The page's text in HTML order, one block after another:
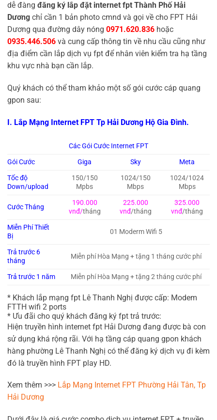
dễ đàng đăng ký lắp đặt internet fpt Thành Phố Hải
Dương chỉ cần 1 bản photo cmnd và gọi về cho FPT Hải
Dương qua đường dây nóng 0971.620.836 hoặc
0935.446.506 và cung cấp thông tin về nhu cầu cũng như
địa điểm cần lắp dịch vụ fpt để nhân viên kiểm tra hạ tầng
khu vực nhà bạn cần lắp.
Quý khách có thể tham khảo một số gói cước cáp quang
gpon sau:
I. Lắp Mạng Internet FPT Tp Hải Dương Hộ Gia Đình.
Các Gói Cước Internet FPT
Gói Cước
Giga Sky
Meta
Tốc độ
Down/upload
150/150
Mpbs
1024/150
Mbps
1024/1024
Mbps
Cước Tháng
190.000
vnđ/tháng
225.000
vnđ/tháng
325.000
vnđ/tháng
Miễn Phí Thiết
Bị
01 Moderm Wifi 5
Trả trước 6
tháng
Miễn phí Hòa Mạng + tặng 1 tháng cước phí
Trả trước 1 năm Miễn phí Hòa Mạng + tặng 2 tháng cước phí
* Khách lắp mạng fpt Lê Thanh Nghị được cấp: Modem
FTTH wifi 2 ports
* Ưu đãi cho quý khách đăng ký fpt trả trước:
Hiện truyền hình internet fpt Hải Dương đang được bà con
sử dụng khá rộng rãi. Với hạ tầng cáp quang gpon khách
hàng phường Lê Thanh Nghị có thể đăng ký dịch vụ đi kèm
đó là truyền hình FPT play HD.
Xem thêm >>> Lắp Mạng Internet FPT Phường Hải Tân, Tp
Hải Dương